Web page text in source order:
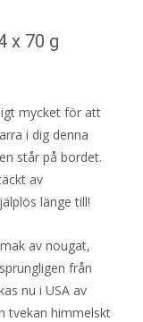
x 70 g
mycket för att
i dig denna
står på bordet.
av
länge till!
av nougat,
från
nu i USA av
tvekan himmelskt